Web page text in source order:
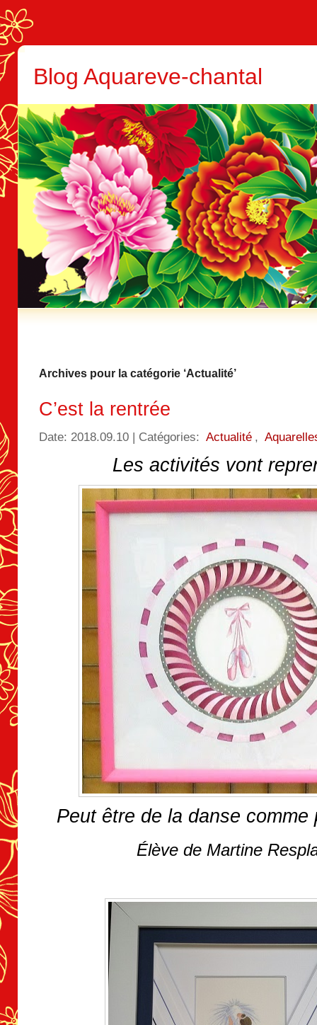
Blog Aquareve-chantal
Archives pour la catégorie ‘Actualité’
C’est la rentrée
Date: 2018.09.10 | Catégories: Actualité ,
Les activités vont
Peut être de la danse comme
Élève de Martine